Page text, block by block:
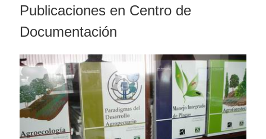
Publicaciones en Centro de
Documentación